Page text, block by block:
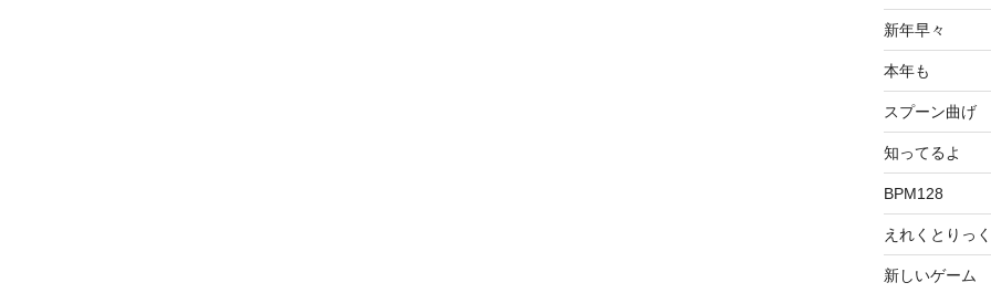
新年早々
本年も
スプーン曲げ
知ってるよ
BPM128
えれくとりっ
新しいゲーム